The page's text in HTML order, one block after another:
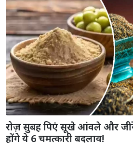
प्रधानमंत्री आवास योजना (शहरी) 2.0 के तहत
करोड़ रुपये की सहायता स्वीकृत